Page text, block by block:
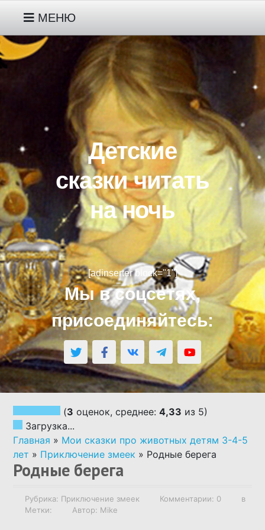
МЕНЮ
РУССКИЕ НАРОДНЫЕ СКАЗКИ
МОИ СКАЗКИ ПРО ГНОМИКА
ДЖУНИПЕРА ДЕТЯМ 2-3 ЛЕТ
МОИ СКАЗКИ ПРО ЖИВОТНЫХ
ДЕТЯМ 3-4-5 ЛЕТ
МОИ СКАЗКИ ПРО
ИНОПЛАНЕТЯНИНА ПИПА ДЕТЯМ
5-6-7 ЛЕТ
АВТОРСКИЕ СКАЗКИ
СКАЗКИ НАРОДОВ МИРА
СКАЗКИ ПО ВОЗРАСТУ
СКАЗКИ ПО РУБРИКАМ
АУДИОСКАЗКИ
НАПИСАТЬ СКАЗКУ ПО ЗАКАЗУ
РОДИТЕЛЯМ О ДЕТЯХ
Детские
сказки читать
на ночь
[adinserter block="1"]
Мы в соцсетях,
присоединяйтесь:
(3 оценок, среднее:4,33 из 5)
Загрузка...
Главная » Мои сказки про животных детям 3-4-5
лет » Приключение змеек » Родные берега
Родные берега
Рубрика: Приключение змеек Комментарии: 0
в
Метки:
Автор: Mike